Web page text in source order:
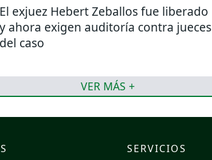
El exjuez Hebert Zeballos fue liberado
y ahora exigen auditoría contra jueces
del caso
VER MÁS +
SERVICIOS